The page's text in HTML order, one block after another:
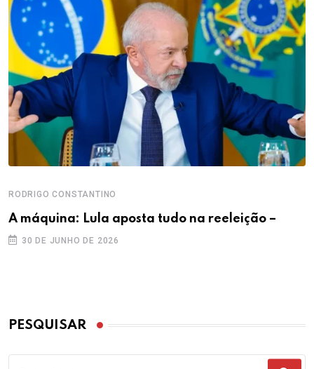
RODRIGO CONSTANTINO
A máquina: Lula aposta tudo na reeleição –
30 DE JUNHO DE 2026
PESQUISAR